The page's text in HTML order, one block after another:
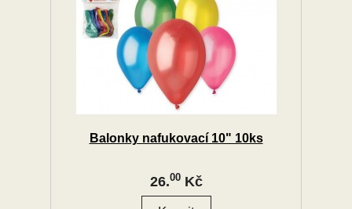
Balonky nafukovací 10" 10ks
26.00Kč